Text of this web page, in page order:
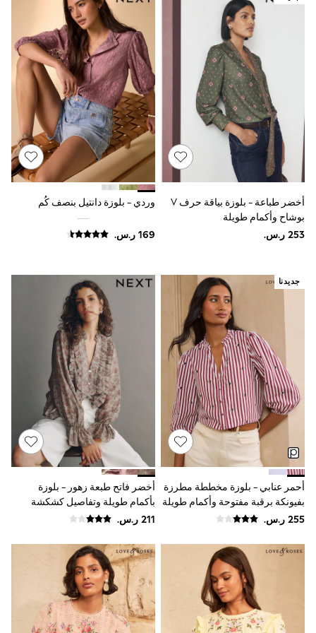
Sets & Outfits
Linen Collection
Swimwear & Beachwear
Tops & T-Shirts
Sandals & Sliders
Jumpsuits & Playsuits
Shorts & Skirts
Sun Safe
Sun Hats & Caps
Sunglasses
Women's Holiday Shop
Women's Travel Styles
Dresses
Occasionwear
Tops & T-Shirts
Cover Ups & Kaftans
Beachwear
Trousers
Sunglasses
Sun Hats & Caps
Resort Styles
Boys' Holiday Shop
Boys' Travel Styles
Sunset Styles
Occasionwear
Sets & Outfits
Linen Collection
Tops & T-Shirts
Shirts
Polo Shirts
Shorts
Sandals & Clogs
Sun Safe
Rash Vests
Sun Hats & Caps
Sunglasses
Baby Holiday Shop
Baby Summer Nightwear
Occasionwear
Dresses
Sets & Outfits
أخضر طباعة - بلوزة بياقة حرف V
بوشاح وأكمام طويلة
وردي - بلوزة دانتيل بنصف كُم
جديدنا
أحمر عنابي - بلوزة مخططة مطرزة
بفيونكة برقبة مفتوحة وأكمام طويلة
من Love & Roses
أخضر فاتح طبعة زهور - بلوزة
بأكمام طويلة وتفاصيل كشكشة